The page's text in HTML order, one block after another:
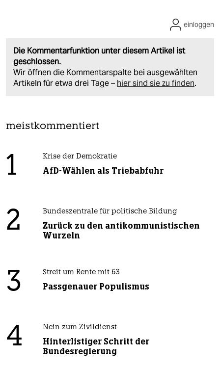
Die Kommentarfunktion unter diesem Artikel ist
geschlossen.
Wir öffnen die Kommentarspalte bei ausgewählten
Artikeln für etwa drei Tage – hier sind sie zu finden.
einloggen
meistkommentiert
1 Krise der Demokratie
AfD-Wählen als Triebabfuhr
2 Bundeszentrale für politische Bildung
Zurück zu den antikommunistischen
Wurzeln
3 Streit um Rente mit 63
Passgenauer Populismus
4 Nein zum Zivildienst
Hinterlistiger Schritt der
Bundesregierung